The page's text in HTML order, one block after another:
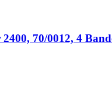
70/0012, 4